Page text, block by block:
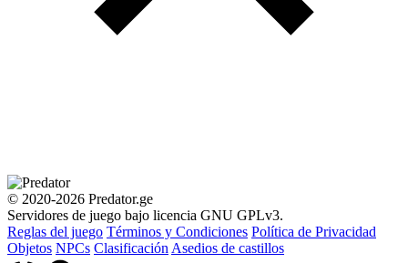
© 2020-2026 Predator.ge
Servidores de juego bajo licencia GNU GPLv3.
Reglas del juego Términos y Condiciones Política de Privacidad
Objetos NPCs Clasificación Asedios de castillos